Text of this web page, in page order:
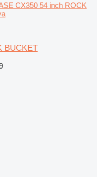
CX350 54 inch ROCK
BUCKET